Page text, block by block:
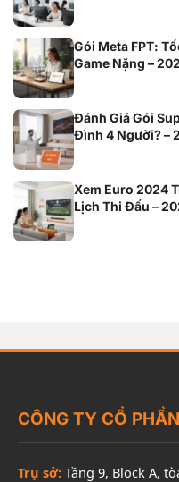
Gói Meta FPT:
Game Nặng –
Đánh Giá Gói
Đình 4 Người? –
Xem Euro 2024
Lịch Thi Đấu –
CÔNG TY CỔ
Trụ sở: Tầng 9, Block A,